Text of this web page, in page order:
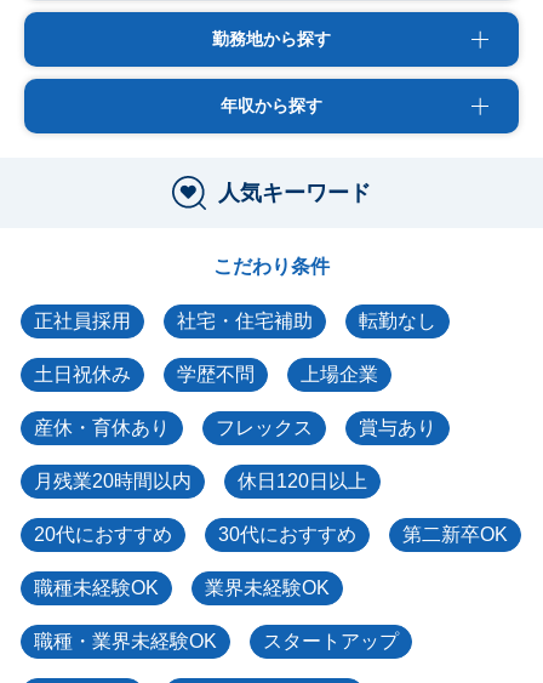
勤務地から探す
年収から探す
人気キーワード
こだわり条件
正社員採用 社宅・住宅補助 転勤なし
土日祝休み 学歴不問 上場企業
産休・育休あり フレックス 賞与あり
月残業20時間以内 休日120日以上
20代におすすめ 30代におすすめ 第二新卒OK
職種未経験OK 業界未経験OK
職種・業界未経験OK スタートアップ